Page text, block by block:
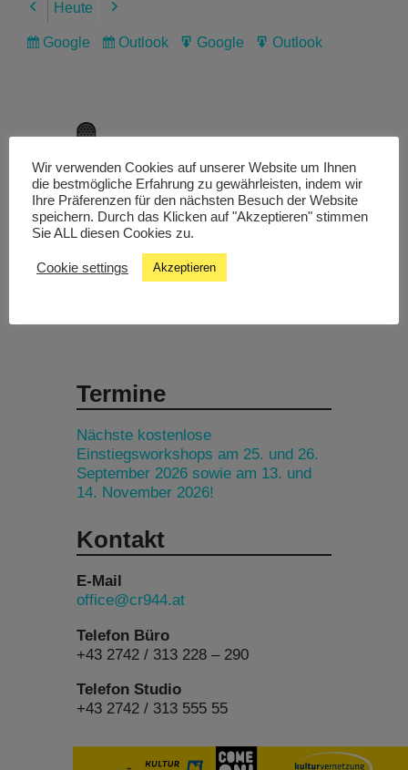
Previous
Heute Next
Subscribe
Google
Subscribe
Outlook
Export
Google
Export
Outlook
Livestream
Studiochat
Termine
Nächste kostenlose
Einstiegsworkshops am 25. und 26.
September 2026 sowie am 13. und
14. November 2026!
Kontakt
E-Mail
office@cr944.at
Telefon Büro
+43 2742 / 313 228 – 290
Telefon Studio
+43 2742 / 313 555 55
Wir verwenden Cookies auf unserer Website um Ihnen
die bestmögliche Erfahrung zu gewährleisten, indem wir
Ihre Präferenzen für den nächsten Besuch der Website
speichern. Durch das Klicken auf "Akzeptieren" stimmen
Sie ALL diesen Cookies zu.
Cookie settings Akzeptieren